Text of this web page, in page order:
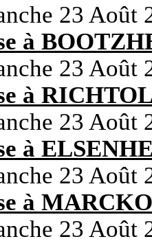
23 Août
à
23 Août
à
23 Août
à
23 Août
à
23 Août